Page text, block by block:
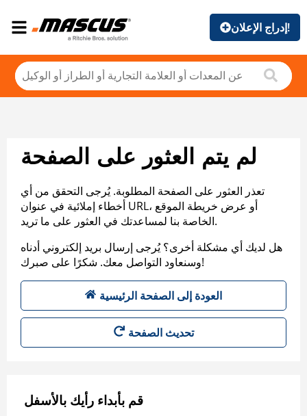
إدراج الإعلان!
لم يتم العثور على الصفحة
تعذر العثور على الصفحة المطلوبة. يُرجى التحقق من أي
أخطاء إملائية في عنوان URL، أو عرض خريطة الموقع
الخاصة بنا لمساعدتك في العثور على ما تريد.
هل لديك أي مشكلة أخرى؟ يُرجى إرسال بريد إلكتروني أدناه
وسنعاود التواصل معك. شكرًا على صبرك!
العودة إلى الصفحة الرئيسية
تحديث الصفحة
قم بأبداء رأيك بالأسفل